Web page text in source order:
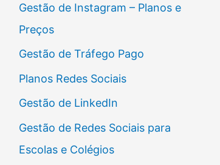
Gestão de Instagram – Planos e
Preços
Gestão de Tráfego Pago
Planos Redes Sociais
Gestão de LinkedIn
Gestão de Redes Sociais para
Escolas e Colégios